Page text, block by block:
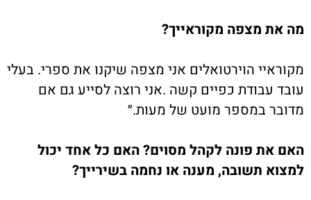
מה את מצפה מקוראייך?
מקוראיי הוירטואלים אני מצפה שיקנו את ספרי. בעלי
עובד עבודת כפיים קשה .אני רוצה לסייע גם אם
מדובר במספר מועט של מעות.״
האם את פונה לקהל מסוים? האם כל אחד יכול
למצוא תשובה, מענה או נחמה בשירייך?